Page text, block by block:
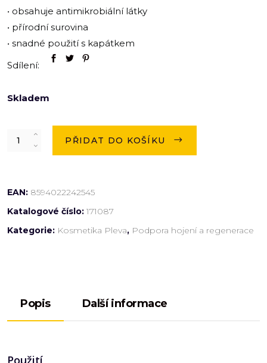
• obsahuje antimikrobiální látky
• přírodní surovina
• snadné použití s kapátkem
Sdílení:
Skladem
Quantity PŘIDAT DO KOŠÍKU
EAN: 8594022242545
Katalogové číslo:171087
Kategorie: Kosmetika Pleva, Podpora hojení a regenerace
Popis Další informace
Použití